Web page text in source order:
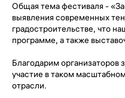
Общая тема фестиваля -
выявления современных
градостроительстве, что
программе, а также
Благодарим
участие в таком
отрасли.